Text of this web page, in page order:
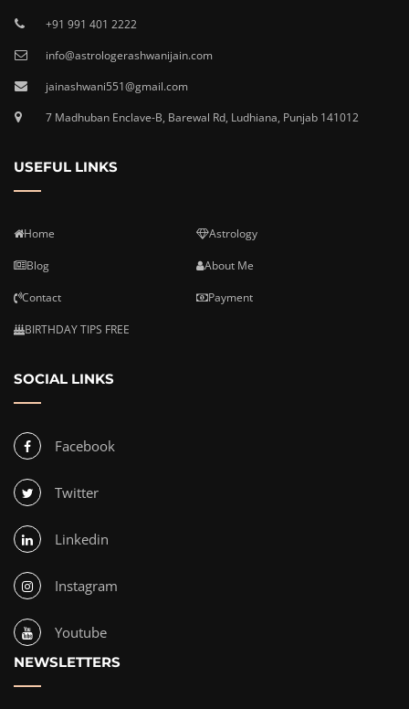
+91 991 401 2222
info@astrologerashwanijain.com
jainashwani551@gmail.com
7 Madhuban Enclave-B, Barewal Rd, Ludhiana, Punjab 141012
USEFUL LINKS
Home Astrology
Blog About Me
Contact Payment
BIRTHDAY TIPS FREE
SOCIAL LINKS
Facebook
Twitter
Linkedin
Instagram
Youtube
NEWSLETTERS